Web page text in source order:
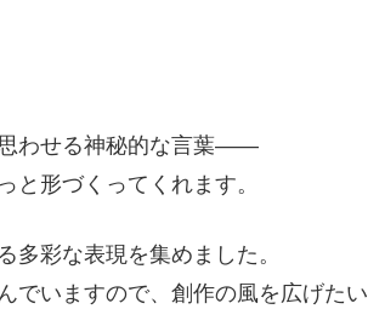
思わせる神秘的な言葉――
と形づくってくれます。
多彩な表現を集めました。
でいますので、創作の風を広げたい